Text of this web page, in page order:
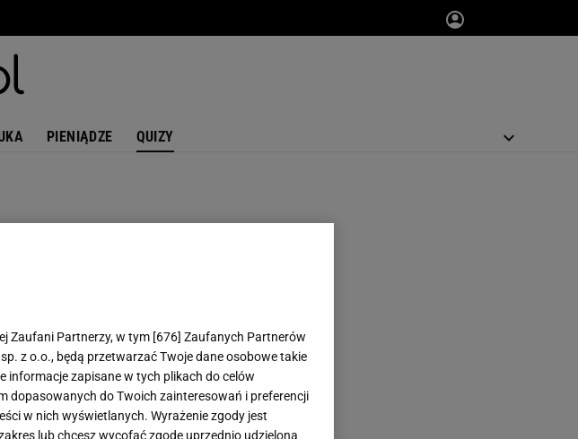
PIENIĄDZE QUIZY
Zaufani Partnerzy, w tym [676] Zaufanych Partnerów
z o.o., będą przetwarzać Twoje dane osobowe takie
informacje zapisane w tych plikach do celów
dopasowanych do Twoich zainteresowań i preferencji
w nich wyświetlanych. Wyrażenie zgody jest
lub chcesz wycofać zgodę uprzednio udzieloną